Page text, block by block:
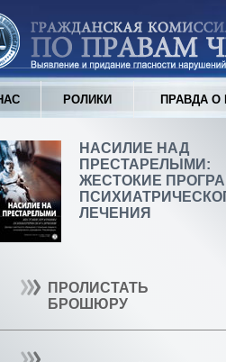
РОЛИКИ ПРАВДА О
НАСИЛИЕ НАД
ПРЕСТАРЕЛЫМИ:
ЖЕСТОКИЕ
ЛЕЧЕНИЯ
ПРОЛИСТАТЬ
БРОШЮРУ